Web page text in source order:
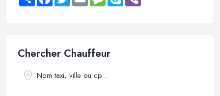
Chercher Chauffeur